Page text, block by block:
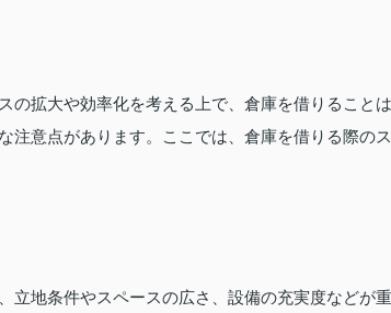
の拡大や効率化を考える上で、倉庫を借りることは
注意点があります。ここでは、倉庫を借りる際のス
立地条件やスペースの広さ、設備の充実度などが重